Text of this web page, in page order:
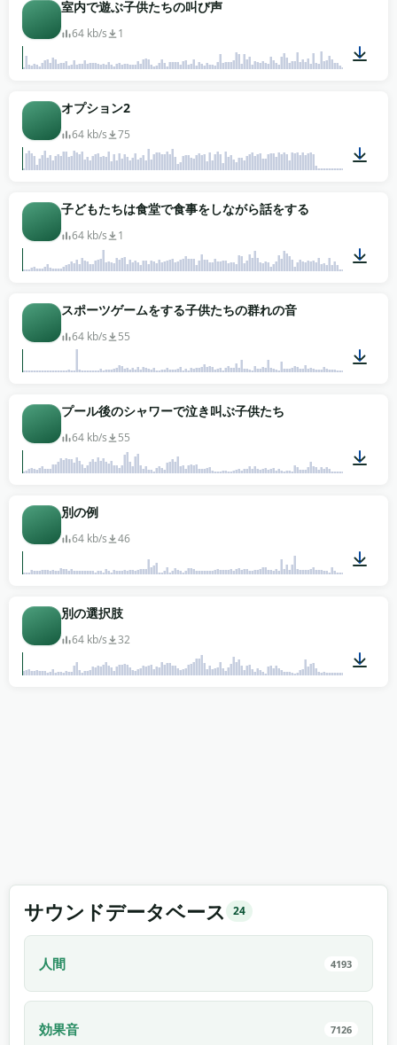
室内で遊ぶ子供たちの叫び声
64 kb/s 1
オプション2
64 kb/s 75
子どもたちは食堂で食事をしながら話をする
64 kb/s 1
スポーツゲームをする子供たちの群れの音
64 kb/s 55
プール後のシャワーで泣き叫ぶ子供たち
64 kb/s 55
別の例
64 kb/s 46
別の選択肢
64 kb/s 32
サウンドデータベース 24
人間 4193
効果音 7126